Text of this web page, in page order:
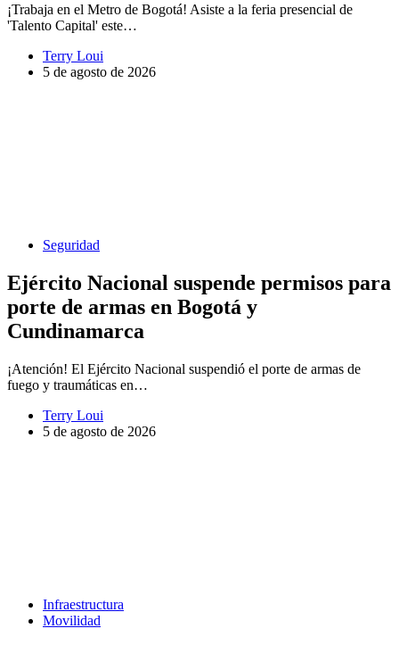
¡Trabaja en el Metro de Bogotá! Asiste a la feria presencial de
'Talento Capital' este…
Terry Loui
5 de agosto de 2026
Seguridad
Ejército Nacional suspende permisos para
porte de armas en Bogotá y
Cundinamarca
¡Atención! El Ejército Nacional suspendió el porte de armas de
fuego y traumáticas en…
Terry Loui
5 de agosto de 2026
Infraestructura
Movilidad